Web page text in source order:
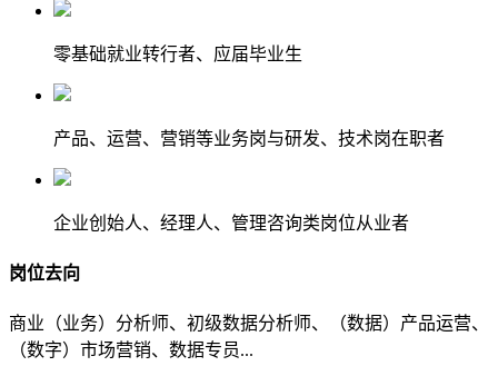
零基础就业转行者、应届毕业生
产品、运营、营销等业务岗与研发、技术岗在职者
企业创始人、经理人、管理咨询类岗位从业者
岗位去向
商业（业务）分析师、初级数据分析师、（数据）产品运营、
（数字）市场营销、数据专员...